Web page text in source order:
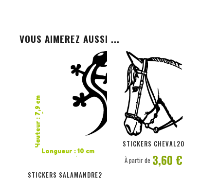
VOUS AIMEREZ AUSSI ...
Hauteur : 7,9 cm
Longueur : 10 cm
STICKERS SALAMANDRE2
PERSONNALISER
STICKERS CHEVAL20
PERSONNALISER
À partir de 3,60 €